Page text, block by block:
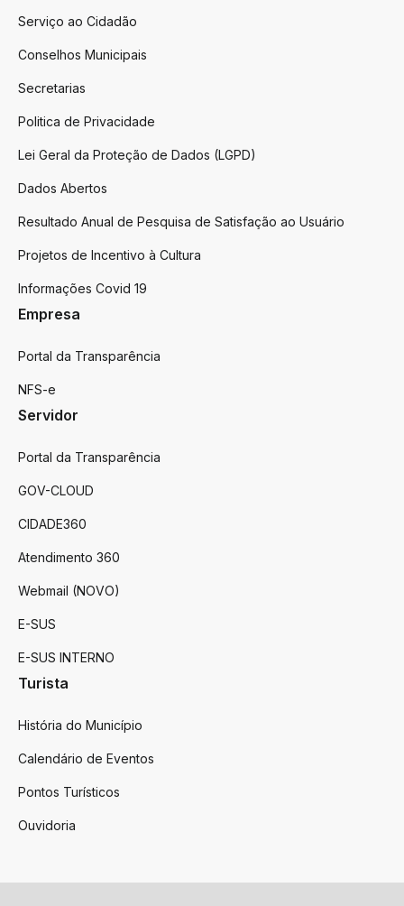
Serviço ao Cidadão
Conselhos Municipais
Secretarias
Politica de Privacidade
Lei Geral da Proteção de Dados (LGPD)
Dados Abertos
Resultado Anual de Pesquisa de Satisfação ao Usuário
Projetos de Incentivo à Cultura
Informações Covid 19
Empresa
Portal da Transparência
NFS-e
Servidor
Portal da Transparência
GOV-CLOUD
CIDADE360
Atendimento 360
Webmail (NOVO)
E-SUS
E-SUS INTERNO
Turista
História do Município
Calendário de Eventos
Pontos Turísticos
Ouvidoria